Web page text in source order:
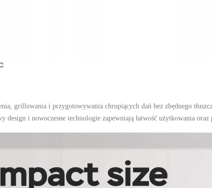
grillowania i przygotowywania chrupiących dań bez zbędnego
design i nowoczesne technologie zapewniają łatwość użytkowania